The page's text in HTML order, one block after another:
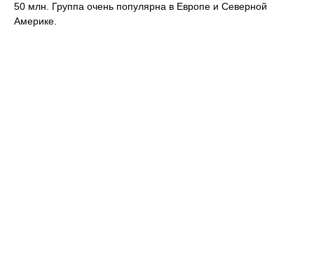
50 млн. Группа очень популярна в Европе и Северной
Америке.